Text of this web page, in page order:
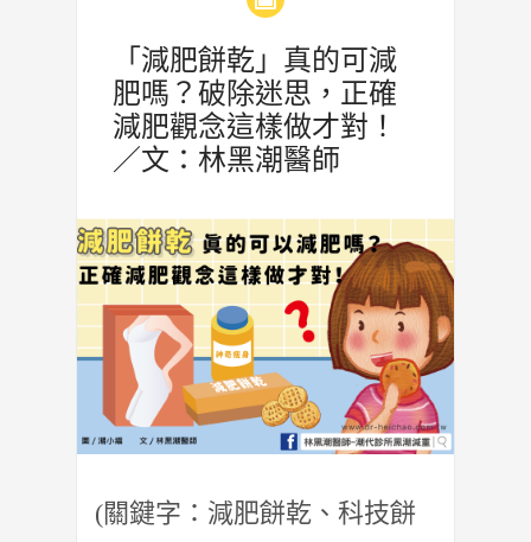
「減肥餅乾」真的可減
肥嗎？破除迷思，正確
減肥觀念這樣做才對！
／文：林黑潮醫師
(關鍵字：減肥餅乾、科技餅